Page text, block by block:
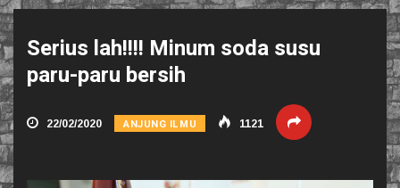
Serius lah!!!! Minum soda susu
paru-paru bersih
22/02/2020 ANJUNG ILMU 1121